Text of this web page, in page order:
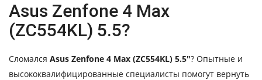
Asus Zenfone 4 Max
(ZC554KL) 5.5?
Сломался Asus Zenfone 4 Max (ZC554KL) 5.5″? Опытные и
высококвалифицированные специалисты помогут вернуть